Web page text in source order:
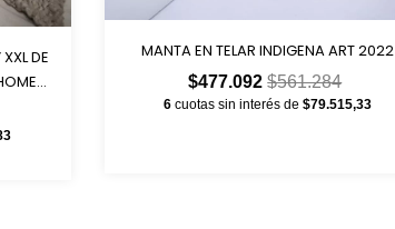
DE
MANTA EN TELAR INDIGENA ART 2022
$477.092$561.284
6 cuotas sin interés de$79.515,33